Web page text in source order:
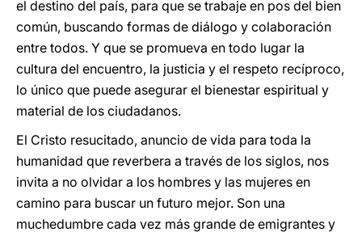
el destino del país, para que se trabaje en pos del bien
común, buscando formas de diálogo y colaboración
entre todos. Y que se promueva en todo lugar la
cultura del encuentro, la justicia y el respeto recíproco,
lo único que puede asegurar el bienestar espiritual y
material de los ciudadanos.
El Cristo resucitado, anuncio de vida para toda la
humanidad que reverbera a través de los siglos, nos
invita a no olvidar a los hombres y las mujeres en
camino para buscar un futuro mejor. Son una
muchedumbre cada vez más grande de emigrantes y